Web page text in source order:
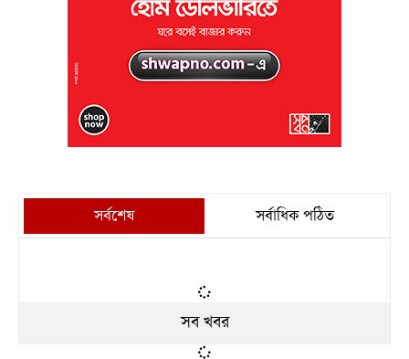
সর্বশেষ সর্বাধিক পঠিত
সব খবর